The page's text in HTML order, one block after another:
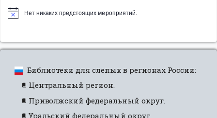
Нет никаких предстоящих мероприятий.
Библиотеки для слепых в регионах России:
Центральный регион.
Приволжский федеральный округ.
Уральский федеральный округ.